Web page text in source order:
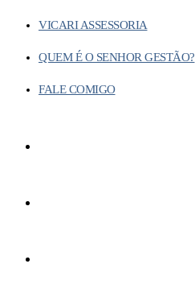
VICARI ASSESSORIA
QUEM É O SENHOR GESTÃO?
FALE COMIGO